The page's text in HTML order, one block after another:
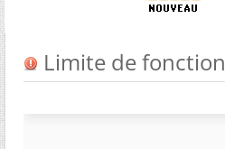
Limite de fonction